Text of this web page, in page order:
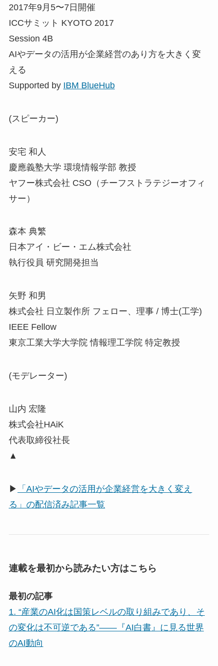
2017年9月5〜7日開催
ICCサミット KYOTO 2017
Session 4B
AIやデータの活用が企業経営のあり方を大きく変
える
Supported by IBM BlueHub
(スピーカー)
安宅 和人
慶應義塾大学 環境情報学部 教授
ヤフー株式会社 CSO（チーフストラテジーオフィ
サー）
森本 典繁
日本アイ・ビー・エム株式会社
執行役員 研究開発担当
矢野 和男
株式会社 日立製作所 フェロー、理事 / 博士(工学)
IEEE Fellow
東京工業大学大学院 情報理工学院 特定教授
(モデレーター)
山内 宏隆
株式会社HAiK
代表取締役社長
▲
▶
「AIやデータの活用が企業経営を大きく変え
る」の配信済み記事一覧
連載を最初から読みたい方はこちら
最初の記事
1. “産業のAI化は国策レベルの取り組みであり、そ
の変化は不可逆である”――『AI白書』に見る世界
のAI動向